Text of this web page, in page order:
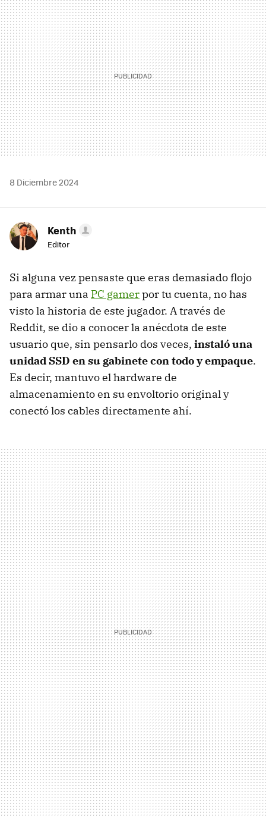
MAIL
8 Diciembre 2024
Kenth
Editor
Si alguna vez pensaste que eras demasiado flojo
para armar una PC gamerpor tu cuenta, no has
visto la historia de este jugador. A través de
Reddit, se dio a conocer la anécdota de este
usuario que, sin pensarlo dos veces, instaló una
unidad SSD en su gabinete con todo y empaque.
Es decir, mantuvo el hardware de
almacenamiento en su envoltorio original y
conectó los cables directamente ahí.